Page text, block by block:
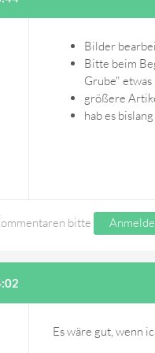
Bilder
Bitte beim
Grube"
größere
hab es
bitte
Es wäre gut, wenn